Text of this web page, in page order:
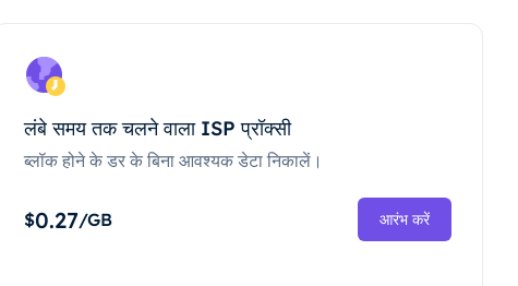
लंबे समय तक चलने वाला ISP प्रॉक्सी
ब्लॉक होने के डर के बिना आवश्यक डेटा निकालें।
$0.27/GB आरंभ करें